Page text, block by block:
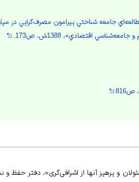
جامعه شناختي پيرامون مصرف‌گرايي در ميان ساكنان
اقتصادي»، 1388ش، ص173.
رشد فردی و اجتماعی از منظر آیات و رویات»، 1392ش،
1392ش، ص60.
و پرهیز آنها از اشرافی‌گری»، دفتر حفظ و